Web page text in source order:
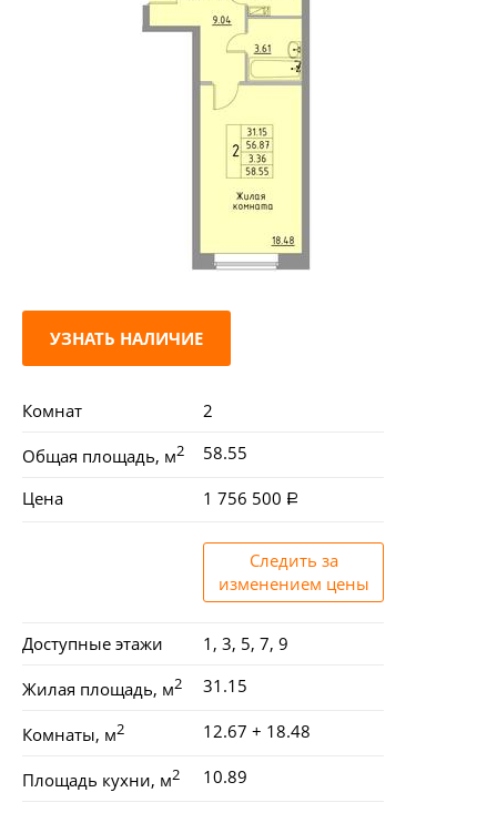
УЗНАТЬ НАЛИЧИЕ
Комнат 2
Общая площадь, м2 58.55
Цена 1 756 500
Следить за
изменением цены
Доступные этажи 1, 3, 5, 7, 9
Жилая площадь, м2 31.15
Комнаты, м2 12.67 + 18.48
Площадь кухни, м2 10.89